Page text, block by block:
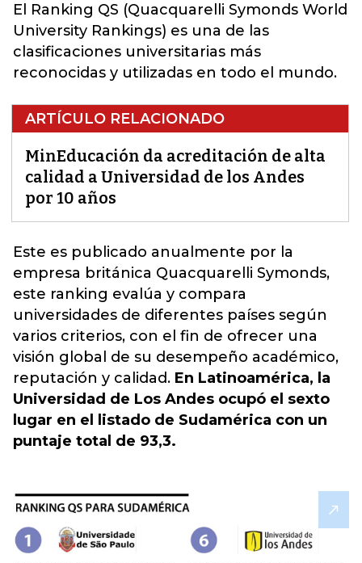
El Ranking QS (Quacquarelli Symonds World
University Rankings) es una de las
clasificaciones universitarias más
reconocidas y utilizadas en todo el mundo.
ARTÍCULO RELACIONADO
MinEducación da acreditación de alta
calidad a Universidad de los Andes
por 10 años
Este es publicado anualmente por la
empresa británica Quacquarelli Symonds,
este ranking evalúa y compara
universidades de diferentes países según
varios criterios, con el fin de ofrecer una
visión global de su desempeño académico,
reputación y calidad. En Latinoamérica, la
Universidad de Los Andes ocupó el sexto
lugar en el listado de Sudamérica con un
puntaje total de 93,3.